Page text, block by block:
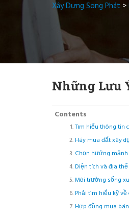
Xây Dựng Song Phát >
Những Lưu
Contents
Tìm hiểu thông tin
Hãy mua đất xây
Chọn hướng
Diện tích và địa
Môi trường sống
Phải tìm hiểu kỹ
Hợp đồng mua